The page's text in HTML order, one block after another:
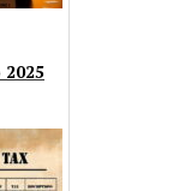
2025